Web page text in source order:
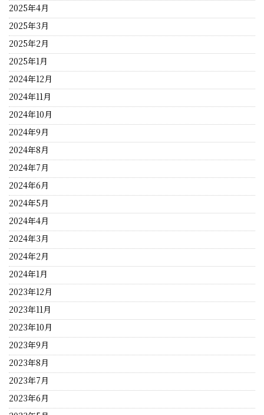
2025年4月
2025年3月
2025年2月
2025年1月
2024年12月
2024年11月
2024年10月
2024年9月
2024年8月
2024年7月
2024年6月
2024年5月
2024年4月
2024年3月
2024年2月
2024年1月
2023年12月
2023年11月
2023年10月
2023年9月
2023年8月
2023年7月
2023年6月